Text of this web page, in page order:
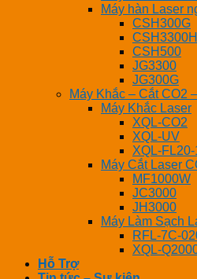
Máy hàn Laser
CSH300G
CSH3300H
CSH500
JG3300
JG300G
Máy Khắc – Cắt CO2
Máy Khắc Laser
XQL-CO2
XQL-UV
XQL-
Máy Cắt Laser
MF1000W
JC3000
JH3000
Máy Làm Sạch
RFL-7C-
XQL-
Hỗ Trợ